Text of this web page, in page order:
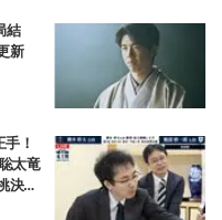
結
新
！
太竜
第1